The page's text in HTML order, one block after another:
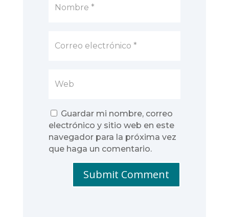
Guardar mi nombre, correo
electrónico y sitio web en este
navegador para la próxima vez
que haga un comentario.
Submit Comment